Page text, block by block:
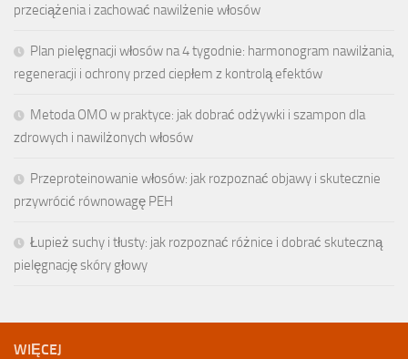
przeciążenia i zachować nawilżenie włosów
Plan pielęgnacji włosów na 4 tygodnie: harmonogram nawilżania,
regeneracji i ochrony przed ciepłem z kontrolą efektów
Metoda OMO w praktyce: jak dobrać odżywki i szampon dla
zdrowych i nawilżonych włosów
Przeproteinowanie włosów: jak rozpoznać objawy i skutecznie
przywrócić równowagę PEH
Łupież suchy i tłusty: jak rozpoznać różnice i dobrać skuteczną
pielęgnację skóry głowy
WIĘCEJ